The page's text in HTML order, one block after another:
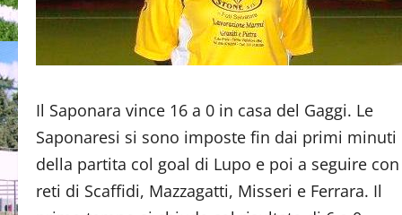
Il Saponara vince 16 a 0 in casa del Gaggi. Le
Saponaresi si sono imposte fin dai primi minuti
della partita col goal di Lupo e poi a seguire
reti di Scaffidi, Mazzagatti, Misseri e Ferrara. Il